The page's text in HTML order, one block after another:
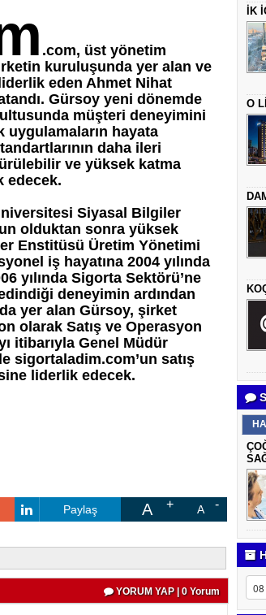
.com, üst yönetim
kuruluşunda yer alan ve
eden Ahmet Nihat
Gürsoy yeni dönemde
müşteri deneyimini
uygulamaların hayata
daha ileri
ve yüksek katma
edecek.
Siyasal Bilgiler
olduktan sonra yüksek
Enstitüsü Üretim Yönetimi
iş hayatına 2004 yılında
yılında Sigorta Sektörü’ne
deneyimin ardından
yer alan Gürsoy, şirket
olarak Satış ve Operasyon
itibarıyla Genel Müdür
sigortaladim.com’un satış
liderlik edecek.
Paylaş A A
YORUM YAP | 0 Yorum
İK
O